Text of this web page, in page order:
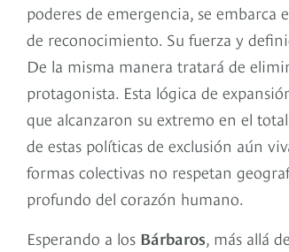
poderes de emergencia, se
de reconocimiento. Su fuerza y
De la misma manera tratará de
protagonista. Esta lógica de
que alcanzaron su extremo en el
de estas políticas de exclusión aún
formas colectivas no respetan
profundo del corazón humano.
Esperando a los Bárbaros, más allá